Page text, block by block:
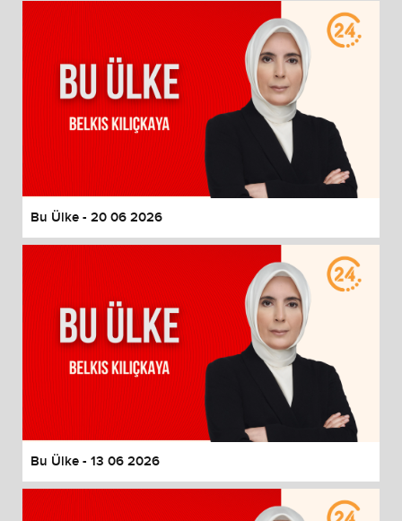
Bu Ülke - 20 06 2026
Bu Ülke - 13 06 2026